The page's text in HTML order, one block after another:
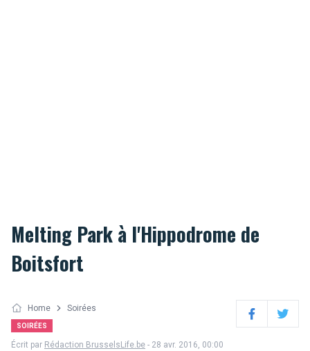
Melting Park à l'Hippodrome de
Boitsfort
Home Soirées
SOIRÉES FacebookTwitter
Écrit par Rédaction BrusselsLife.be - 28 avr. 2016, 00:00